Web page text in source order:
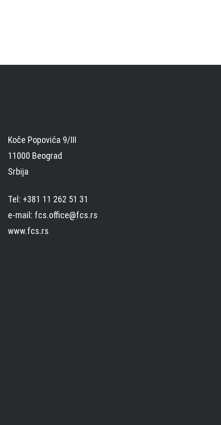
Koče Popovića 9/III
11000 Beograd
Srbija
Tel: +381 11 262 51 31
e-mail: fcs.office@fcs.rs
www.fcs.rs